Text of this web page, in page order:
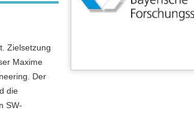
Zielsetzung
Maxime
Der
die
SW-